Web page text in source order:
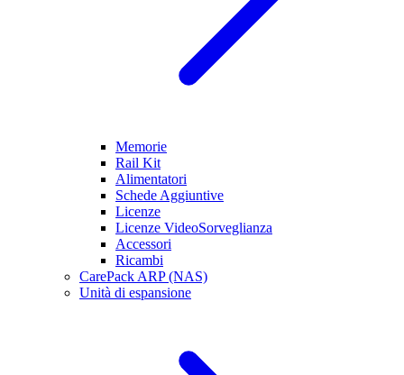
Memorie
Rail Kit
Alimentatori
Schede Aggiuntive
Licenze
Licenze VideoSorveglianza
Accessori
Ricambi
CarePack ARP (NAS)
Unità di espansione